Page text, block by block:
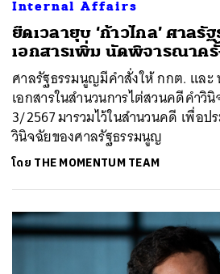
Internal Affairs
ยืดเวลายุบ ‘ก้าวไกล’ ศาลรั
เอกสารเพิ่ม นัดพิจารณาครั้
ศาลรัฐธรรมนูญมีคำสั่งให้ กกต. และ
เอกสารในสำนวนการไต่สวนคดีคำ
3/2567 มารวมไว้ในสำนวนคดี เพื่อ
วินิจฉัยของศาลรัฐธรรมนูญ
โดย THE MOMENTUM TEAM